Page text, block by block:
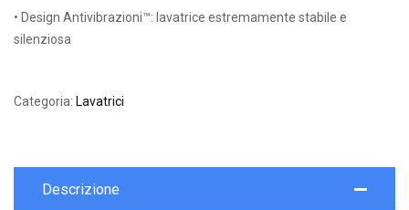
• Design Antivibrazioni™: lavatrice estremamente stabile e
silenziosa
Categoria: Lavatrici
Descrizione